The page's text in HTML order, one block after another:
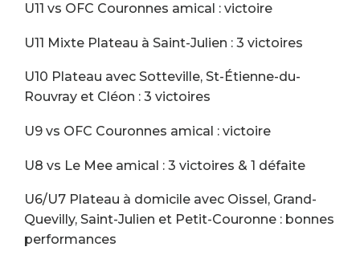
U11 vs OFC Couronnes amical : victoire
U11 Mixte Plateau à Saint-Julien : 3 victoires
U10 Plateau avec Sotteville, St-Étienne-du-
Rouvray et Cléon : 3 victoires
U9 vs OFC Couronnes amical : victoire
U8 vs Le Mee amical : 3 victoires & 1 défaite
U6/U7 Plateau à domicile avec Oissel, Grand-
Quevilly, Saint-Julien et Petit-Couronne : bonnes
performances